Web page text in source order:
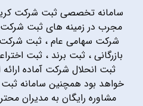
سامانه تخصصی ثبت شرکت
مجرب در زمینه های ثبت
شرکت سهامی عام ، ثبت
بازرگانی ، ثبت برند ، ثبت
ثبت انحلال شرکت آماده
خواهد بود همچنین سامانه
مشاوره رایگان به مدیران